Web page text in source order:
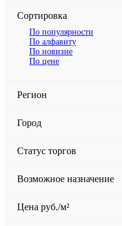
Сортировка
По популярности
По алфавиту
По новизне
По цене
Регион
Город
Статус торгов
Возможное назначение
Цена руб./м²